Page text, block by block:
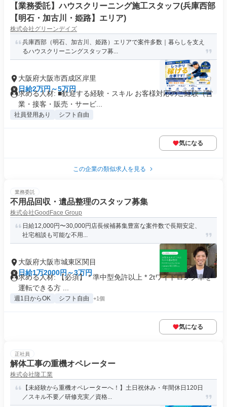
【業務委託】ハウスクリーニング施工スタッフ(兵庫西部
【明石・加古川・姫路】エリア)
株式会社グリーンデイズ
兵庫西部（明石、加古川、姫路）エリアで案件多数｜暮らしを支え
るハウスクリーニングスタッフ募...
大阪府大阪市西成区岸里
日給2万円～5万円
求める人材: ■歓迎する経験・スキル お客様対応のご経験（営
業・接客・販売・サービ...
社員登用あり シフト自由
気になる
この企業の類似求人を見る
業務委託
不用品回収・遺品整理のスタッフ募集
株式会社GoodFace Group
日給12,000円〜30,000円店長候補募集豊富な案件数で長期安定、
社宅相談も可能な不用...
大阪府大阪市城東区関目
日給1万2000円～3万円
求める人材: 【必須】 * 準中型免許以上 * 2tワイドロング車を
運転できる方 ...
週1日からOK シフト自由 +1個
気になる
正社員
解体工事の重機オペレーター
株式会社隆工業
【未経験から重機オペレーターへ！】土日祝休み・年間休日120日
／スキル不要／研修充実／資格...